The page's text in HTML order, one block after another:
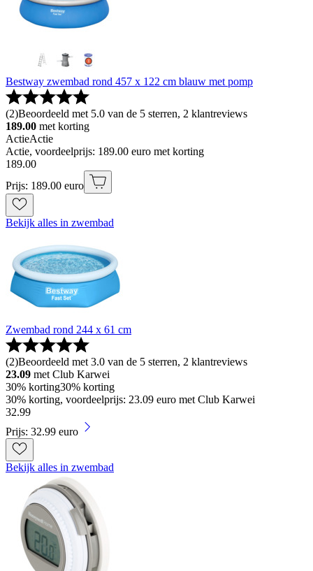
Bestway zwembad rond 457 x 122 cm blauw met pomp
(2)Beoordeeld met 5.0 van de 5 sterren, 2 klantreviews
189.00 met korting
ActieActie
Actie, voordeelprijs: 189.00 euro met korting
189.00
Prijs: 189.00 euro
Bekijk alles in zwembad
Zwembad rond 244 x 61 cm
(2)Beoordeeld met 3.0 van de 5 sterren, 2 klantreviews
23.09 met Club Karwei
30% korting30% korting
30% korting, voordeelprijs: 23.09 euro met Club Karwei
32.99
Prijs: 32.99 euro
Bekijk alles in zwembad